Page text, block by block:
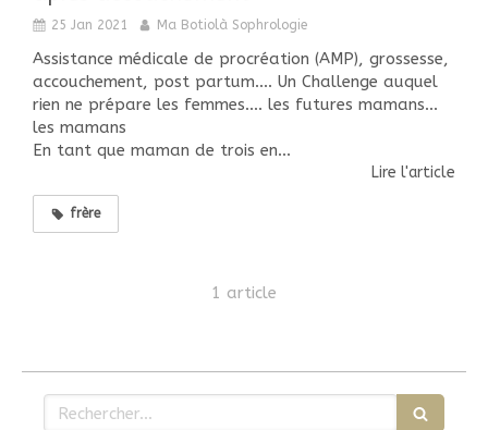
25 Jan 2021 Ma Botiolà Sophrologie
Assistance médicale de procréation (AMP), grossesse,
accouchement, post partum.... Un Challenge auquel
rien ne prépare les femmes.... les futures mamans...
les mamans
En tant que maman de trois en...
Lire l'article
frère
1 article
Rechercher